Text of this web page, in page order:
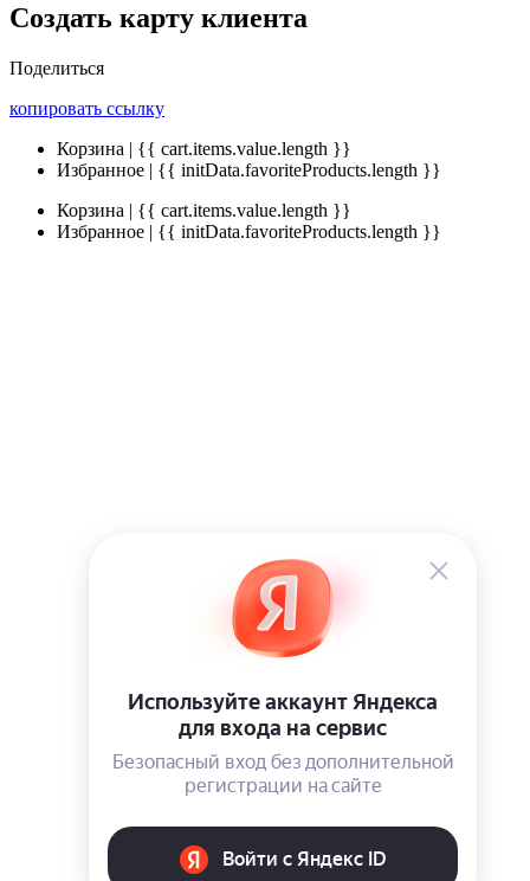
Создать карту клиента
Поделиться
копировать ссылку
Корзина | {{ cart.items.value.length }}
Избранное | {{ initData.favoriteProducts.length }}
Корзина | {{ cart.items.value.length }}
Избранное | {{ initData.favoriteProducts.length }}